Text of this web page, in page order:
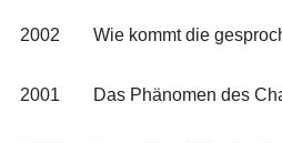
2002 Wie kommt die
2001 Das Phänomen des